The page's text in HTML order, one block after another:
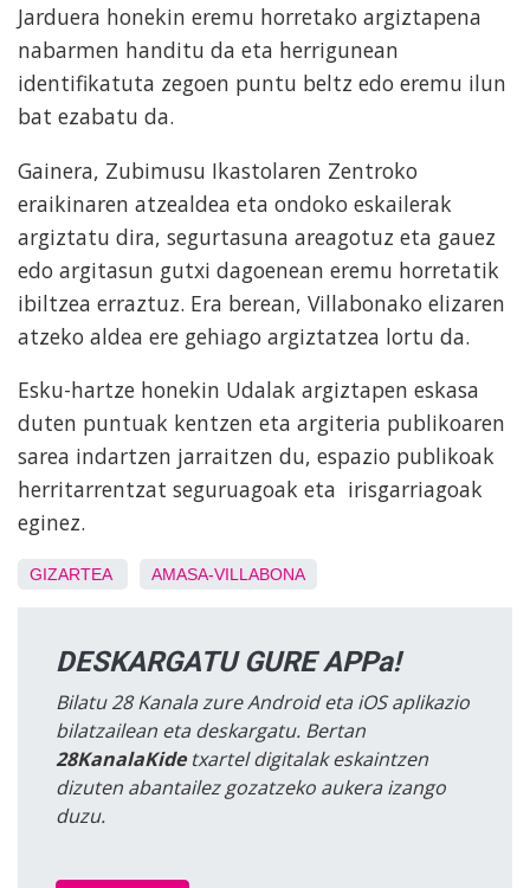
Jarduera honekin eremu horretako argiztapena
nabarmen handitu da eta herrigunean
identifikatuta zegoen puntu beltz edo eremu ilun
bat ezabatu da.
Gainera, Zubimusu Ikastolaren Zentroko
eraikinaren atzealdea eta ondoko eskailerak
argiztatu dira, segurtasuna areagotuz eta gauez
edo argitasun gutxi dagoenean eremu horretatik
ibiltzea erraztuz. Era berean, Villabonako elizaren
atzeko aldea ere gehiago argiztatzea lortu da.
Esku-hartze honekin Udalak argiztapen eskasa
duten puntuak kentzen eta argiteria publikoaren
sarea indartzen jarraitzen du, espazio publikoak
herritarrentzat seguruagoak eta irisgarriagoak
eginez.
GIZARTEA AMASA-VILLABONA
DESKARGATU GURE APPa!
Bilatu 28 Kanala zure Android eta iOS aplikazio
bilatzailean eta deskargatu. Bertan
28KanalaKidetxartel digitalak eskaintzen
dizuten abantailez gozatzeko aukera izango
duzu.